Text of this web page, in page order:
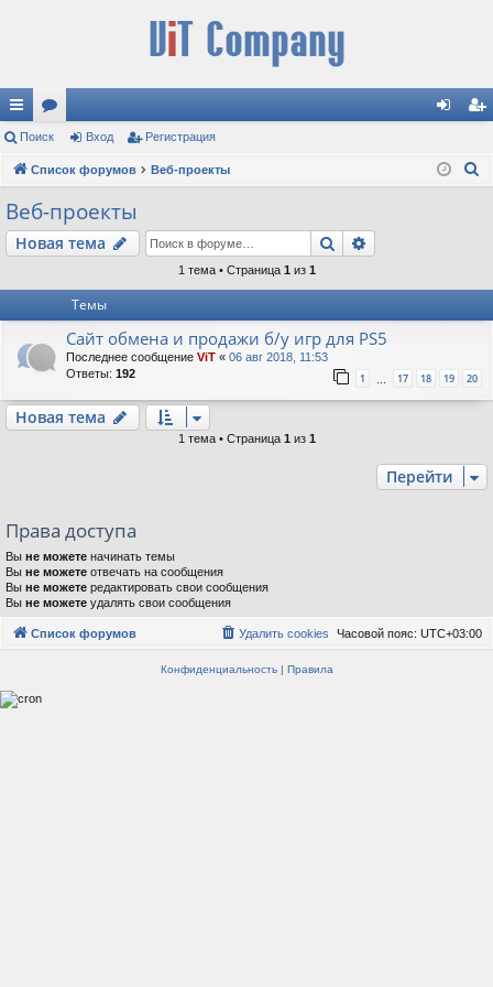
с
ы
лк
ор
ум д ис
Поиск Вход Регистрация
Список форумов Веб-проекты
Веб-проекты
Новая тема Поиск
1 тема • Страница 1 из 1
Темы
Сайт обмена и продажи б/у игр для PS5
Последнее сообщение ViT « 06 авг 2018, 11:53
Ответы: 192 1 … 17 18 19 20
Новая тема
1 тема • Страница 1 из 1
Перейти
Права доступа
Вы не можете начинать темы
Вы не можете отвечать на сообщения
Вы не можете редактировать свои сообщения
Вы не можете удалять свои сообщения
Список форумов Часовой пояс: UTC+03:00
Удалить cookies
Конфиденциальность| Правила